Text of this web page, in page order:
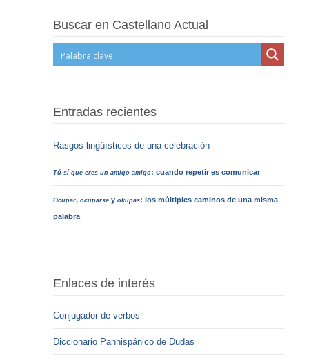
Buscar en Castellano Actual
Entradas recientes
Rasgos lingüísticos de una celebración
Tú sí que eres un amigo amigo: cuando repetir es comunicar
Ocupar,ocuparse yokupas: los múltiples caminos de una misma
palabra
Enlaces de interés
Conjugador de verbos
Diccionario Panhispánico de Dudas